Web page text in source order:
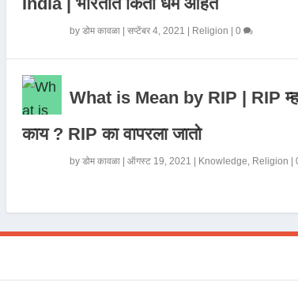
by डोम कावळा| सप्टेंबर 4, 2021 Religion 0
What is Mean by RIP | RIP
काय ? RIP का वापरला जातो
by डोम कावळा| ऑगस्ट 19, 2021 Knowledge, Religion